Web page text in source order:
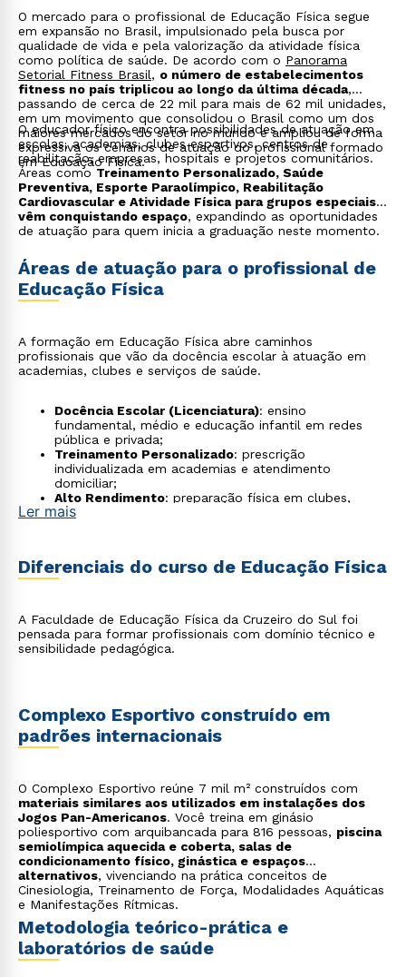
: estudo dos
fundamentos técnicos, táticos e pedagógicos das
modalidades esportivas;
Saúde Coletiva e Atividade Física: atuação em
programas comunitários e no SUS, com foco na
promoção da saúde por meio do exercício físico;
Nutrição aplicada ao Exercício: noções de
alimentação e hidratação voltadas à prática física.
O mercado para o profissional de Educação Física segue
em expansão no Brasil, impulsionado pela busca por
qualidade de vida e pela valorização da atividade física
como política de saúde. De acordo com o Panorama
Setorial Fitness Brasil, o número de estabelecimentos
fitness no país triplicou ao longo da última década,
passando de cerca de 22 mil para mais de 62 mil unidades,
em um movimento que consolidou o Brasil como um dos
maiores mercados do setor no mundo e ampliou de forma
expressiva os cenários de atuação do profissional formado
em Educação Física.
O educador físico encontra possibilidades de atuação em
escolas, academias, clubes esportivos, centros de
reabilitação, empresas, hospitais e projetos comunitários.
Áreas como Treinamento Personalizado, Saúde
Preventiva, Esporte Paraolímpico, Reabilitação
Cardiovascular e Atividade Física para grupos especiais
vêm conquistando espaço, expandindo as oportunidades
de atuação para quem inicia a graduação neste momento.
Áreas de atuação para o profissional de
Educação Física
A formação em Educação Física abre caminhos
profissionais que vão da docência escolar à atuação em
academias, clubes e serviços de saúde.
Docência Escolar (Licenciatura): ensino
fundamental, médio e educação infantil em redes
pública e privada;
Treinamento Personalizado: prescrição
individualizada em academias e atendimento
domiciliar;
Alto Rendimento: preparação física em clubes,
federações e seleções;
prescrição em laboratórios e centros de saúde;
Esporte Paraolímpico e Adaptado
: preparação de
atletas com deficiência;
Atividade Física para Grupos Especiais: gestantes,
idosos e reabilitação cardiovascular;
ensino infantil;
Ginástica, Dança e Práticas Corporais
escolas de dança e projetos culturais.
Ler mais
Diferenciais do curso de Educação Física
A Faculdade de Educação Física da Cruzeiro do Sul foi
pensada para formar profissionais com domínio técnico e
sensibilidade pedagógica.
Complexo Esportivo construído em
padrões internacionais
O Complexo Esportivo reúne 7 mil m² construídos com
materiais similares aos utilizados em instalações dos
Jogos Pan-Americanos. Você treina em ginásio
poliesportivo com arquibancada para 816 pessoas, piscina
semiolímpica aquecida e coberta, salas de
condicionamento físico, ginástica e espaços
alternativos, vivenciando na prática conceitos de
Cinesiologia, Treinamento de Força, Modalidades Aquáticas
e Manifestações Rítmicas.
Metodologia teórico-prática e
laboratórios de saúde